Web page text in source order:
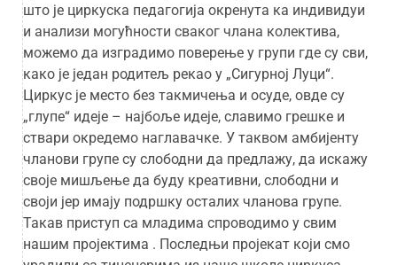
што је циркуска педагогија окренута ка индивидуи
и анализи могућности сваког члана колектива,
можемо да изградимо поверење у групи где су сви,
како је један родитељ рекао у „Сигурној Луци“.
Циркус је место без такмичења и осуде, овде су
„глупе“ идеје – најбоље идеје, славимо грешке и
ствари окредемо наглавачке. У таквом амбијенту
чланови групе су слободни да предлажу, да искажу
своје мишљење да буду креативни, слободни и
своји јер имају подршку осталих чланова групе.
Такав приступ са младима спроводимо у свим
нашим пројектима . Последњи пројекат који смо